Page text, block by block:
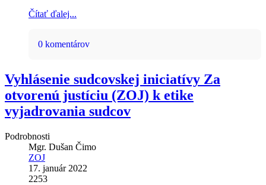
Čítať ďalej...
0 komentárov
Vyhlásenie sudcovskej iniciatívy Za
otvorenú justíciu (ZOJ) k etike
vyjadrovania sudcov
Podrobnosti
Mgr. Dušan Čimo
ZOJ
17. január 2022
2253